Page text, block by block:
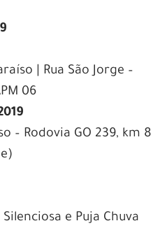
| Rua São Jorge –
06
– Rodovia GO 239, km 8
e Puja Chuva